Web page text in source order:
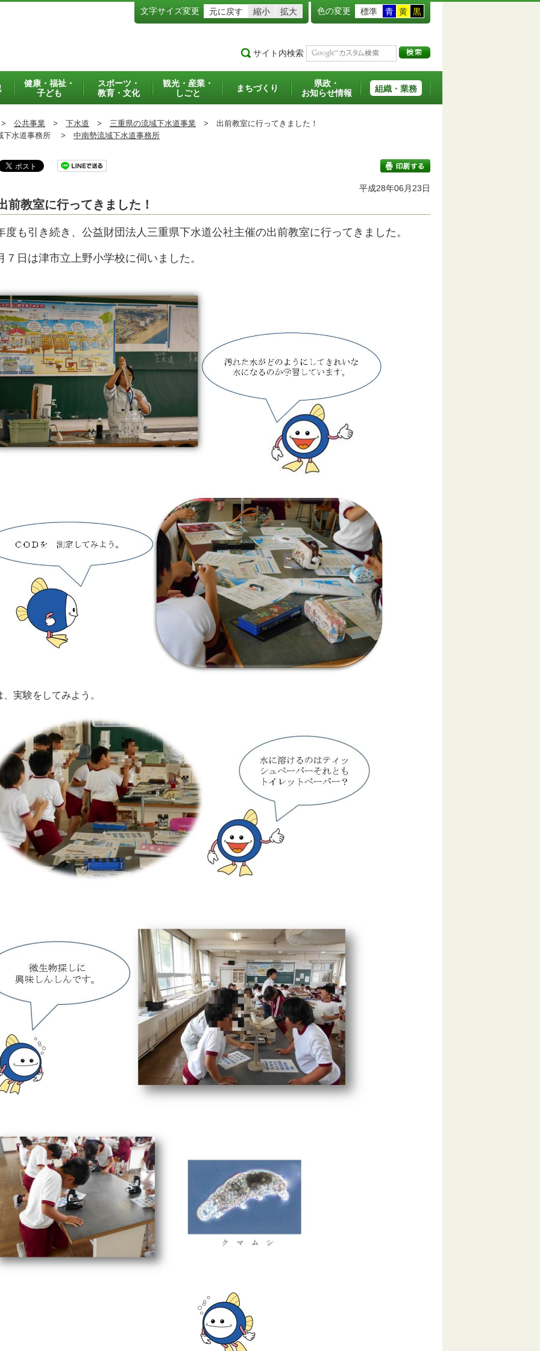
文字サイズ変更 元に戻す 縮小 拡大 色の変更 標準 青 黄 黒
サイト内検索
健康・福祉・
子ども
スポーツ・
教育・文化
観光・産業・
しごと
まちづくり
県政・
お知らせ情報
組織・業務
公共事業 > 下水道 > 三重県の流域下水道事業 > 出前教室に行ってきました！
下水道事務所 >
中南勢流域下水道事務所
印刷する
平成28年06月23日
前教室に行ってきました！
度も引き続き、公益財団法人三重県下水道公社主催の出前教室に行ってきました。
７日は津市立上野小学校に伺いました。
、実験をしてみよう。